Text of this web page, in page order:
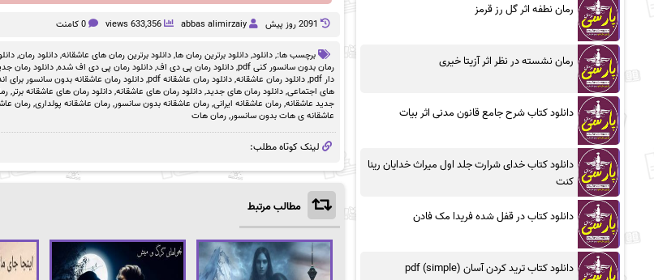
2091 روز پيش abbas alimirzaiy
633,356 views 0 کامنت
برچسب ها:,دانلود,دانلود برترین رمان ها,دانلود برترین رمان های عاشقانه,دانلود رمان,
رمان بدون سانسور کنی pdf
,دانلود رمان پی دی اف,دانلود رمان پی دی اف شده,دانلود رمان
دار pdf
,دانلود رمان عاشقانه,دانلود رمان عاشقانه pdf ,دانلود رمان عاشقانه بدون سانسور برای
های اجتماعی,دانلود رمان های جدید,دانلود رمان های عاشقانه,دانلود رمان های عاشقانه برتر,
جدید عاشقانه,رمان عاشقانه ایرانی,رمان عاشقانه بدون سانسور,رمان عاشقانه پولداری,رمان
عاشقانه ی هات بدون سانسور,رمان هات
لینک کوتاه مطلب:
مطالب مرتبط
رمان نطفه اثر گل رز قرمز
رمان نشسته در نظر اثر آزیتا خیری
دانلود کتاب شرح جامع قانون مدنی اثر بیات
دانلود کتاب خدای شرارت جلد اول میراث خدایان رینا
کنت
دانلود کتاب در قفل شده فریدا مک فادن
دانلود کتاب ترید کردن آسان (simple) pdf